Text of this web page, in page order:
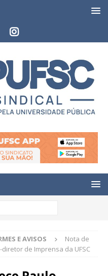
E AVISOS
Nota de
de Imprensa da UFSC